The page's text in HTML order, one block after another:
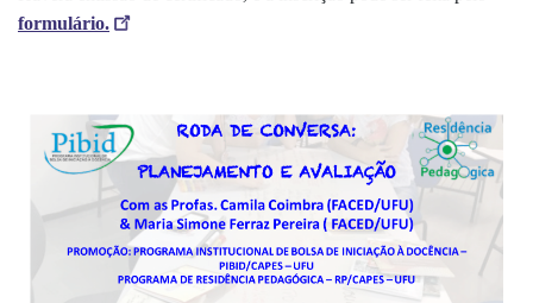
formulário.